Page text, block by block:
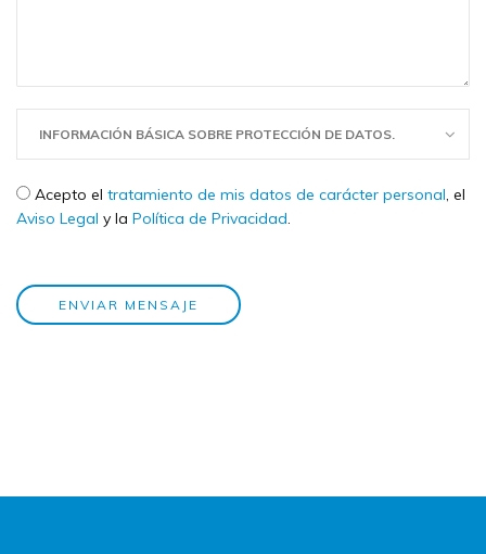
INFORMACIÓN BÁSICA SOBRE PROTECCIÓN DE DATOS.
Check legal *
Acepto el tratamiento de mis datos de carácter personal, el
Aviso Legal y la Política de Privacidad.
ENVIAR MENSAJE